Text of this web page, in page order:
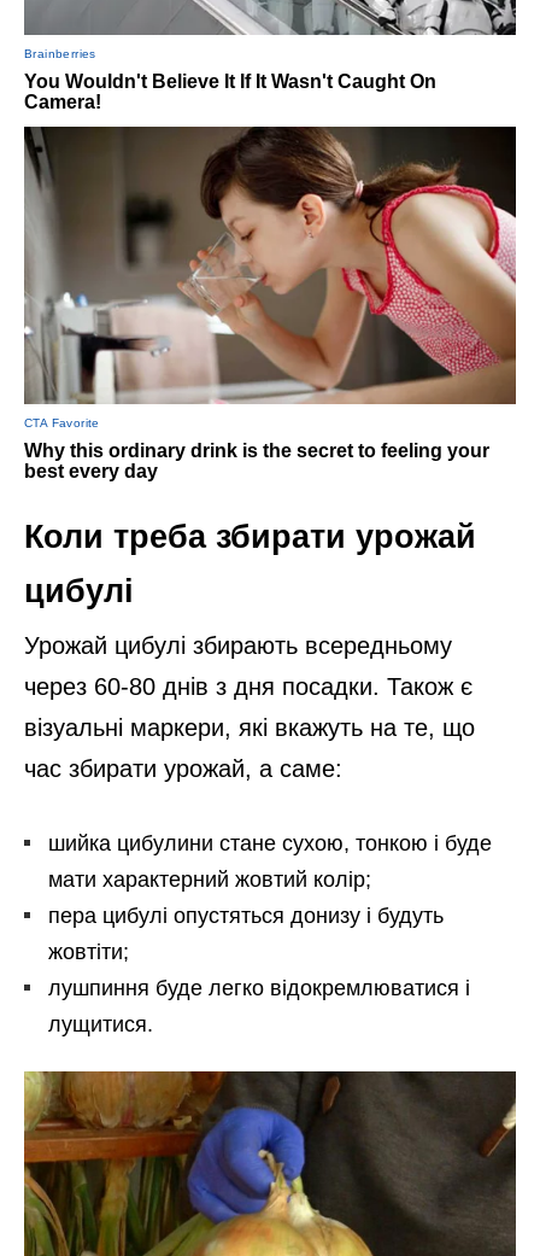
Коли треба збирати урожай
цибулі
Урожай цибулі збирають всередньому
через 60-80 днів з дня посадки. Також є
візуальні маркери, які вкажуть на те, що
час збирати урожай, а саме:
шийка цибулини стане сухою, тонкою і буде
мати характерний жовтий колір;
пера цибулі опустяться донизу і будуть
жовтіти;
лушпиння буде легко відокремлюватися і
лущитися.